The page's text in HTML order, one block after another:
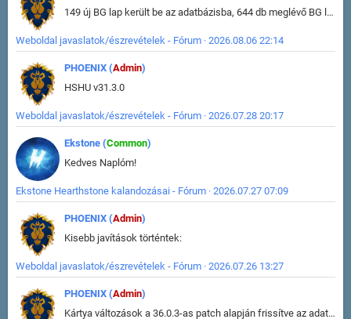
149 új BG lap került be az adatbázisba, 644 db meglévő BG lap módosult, bekerültek az új képek a megváltozott lapokhoz is.
Weboldal javaslatok/észrevételek - Fórum · 2026.08.06 22:14
PHOENIX (Admin)
HSHU v31.3.0
Weboldal javaslatok/észrevételek - Fórum · 2026.07.28 20:17
Ekstone (Common)
Kedves Naplóm!
Ekstone Hearthstone kalandozásai - Fórum · 2026.07.27 07:09
PHOENIX (Admin)
Kisebb javítások történtek:
Weboldal javaslatok/észrevételek - Fórum · 2026.07.26 13:27
PHOENIX (Admin)
Kártya változások a 36.0.3-as patch alapján frissítve az adatbázisban (képek is cserélve).